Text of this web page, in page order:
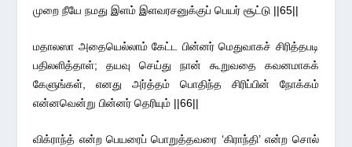
முறை நீயே நமது இளம் இளவரசனுக்குப் பெயர் சூட்டு ||65||
மதாலஸா அதையெல்லாம் கேட்ட பின்னர் மெதுவாகச் சிரித்தபடி
பதிலளித்தாள்; தயவு செய்து நான் கூறுவதை கவனமாகக்
கேளுங்கள், எனது அர்த்தம் பொதிந்த சிரிப்பின் நோக்கம்
என்னவென்று பின்னர் தெரியும் ||66||
விக்ராந்த் என்ற பெயரைப் பொறுத்தவரை ‘கிராந்தி’ என்ற சொல்